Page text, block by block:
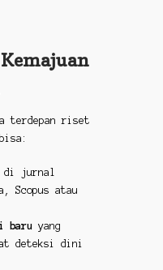
terdepan riset
jurnal
Scopus atau
baruyang
deteksi dini